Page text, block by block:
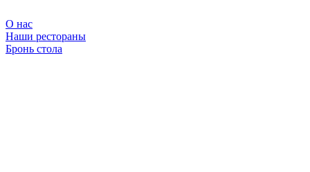
О нас
Наши рестораны
Бронь стола